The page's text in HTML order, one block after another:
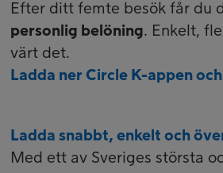
Efter ditt femte besök får du
personlig belöning. Enkelt,
värt det.
Ladda ner Circle K-appen
Ladda snabbt, enkelt och
Med ett av Sveriges största